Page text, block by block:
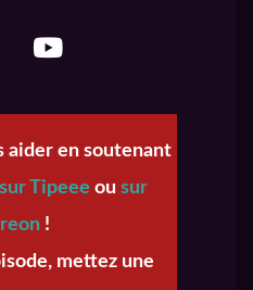
aider en soutenant
sur Tipeee ou sur
!
mettez une